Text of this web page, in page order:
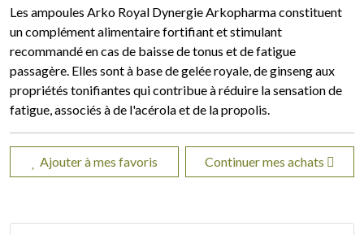
Les ampoules Arko Royal Dynergie Arkopharma constituent
un complément alimentaire fortifiant et stimulant
recommandé en cas de baisse de tonus et de fatigue
passagère. Elles sont à base de gelée royale, de ginseng aux
propriétés tonifiantes qui contribue à réduire la sensation de
fatigue, associés à de l'acérola et de la propolis.
Ajouter à mes favoris Continuer mes achats